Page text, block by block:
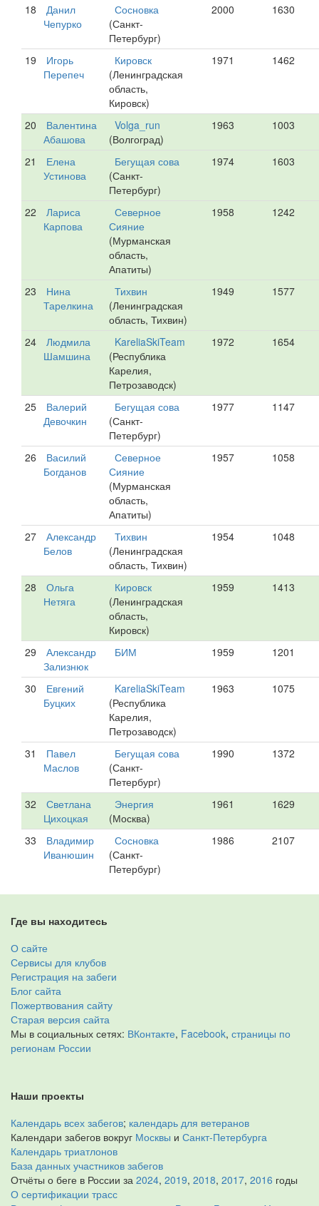
18
Данил
Чепурко
Сосновка
(Санкт-
Петербург)
2000 1630
19
Игорь
Перепеч
Кировск
(Ленинградская
область,
Кировск)
1971 1462
20
Валентина
Абашова
Volga_run
(Волгоград)
1963 1003
21
Елена
Устинова
Бегущая сова
(Санкт-
Петербург)
1974 1603
22
Лариса
Карпова
Северное
Сияние
(Мурманская
область,
Апатиты)
1958 1242
23
Нина
Тарелкина
Тихвин
(Ленинградская
область, Тихвин)
1949 1577
24
Людмила
Шамшина
KareliaSkiTeam
(Республика
Карелия,
Петрозаводск)
1972 1654
25
Валерий
Девочкин
Бегущая сова
(Санкт-
Петербург)
1977 1147
26
Василий
Богданов
Северное
Сияние
(Мурманская
область,
Апатиты)
1957 1058
27
Александр
Белов
Тихвин
(Ленинградская
область, Тихвин)
1954 1048
28
Ольга
Нетяга
Кировск
(Ленинградская
область,
Кировск)
1959 1413
29
Александр
Зализнюк
БИМ 1959 1201
30
Евгений
Буцких
KareliaSkiTeam
(Республика
Карелия,
Петрозаводск)
1963 1075
31
Павел
Маслов
Бегущая сова
(Санкт-
Петербург)
1990 1372
32
Светлана
Цихоцкая
Энергия
(Москва)
1961 1629
33
Владимир
Иванюшин
Сосновка
(Санкт-
Петербург)
1986 2107
Где вы находитесь
О сайте
Сервисы для клубов
Регистрация на забеги
Блог сайта
Пожертвования сайту
Старая версия сайта
Мы в социальных сетях: ВКонтакте, Facebook, страницы по
регионам России
Наши проекты
Календарь всех забегов; календарь для ветеранов
Календари забегов вокруг Москвы и Санкт-Петербурга
Календарь триатлонов
База данных участников забегов
Отчёты о беге в России за 2024, 2019, 2018, 2017, 2016 годы
О сертификации трасс